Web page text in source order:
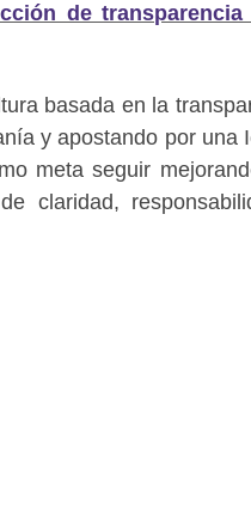
de
basada en la
y apostando por una
meta seguir
claridad,